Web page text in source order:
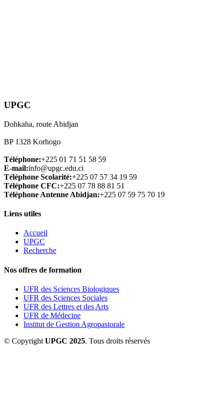
UPGC
Dohkaha, route Abidjan
BP 1328 Korhogo
Téléphone:+225 01 71 51 58 59
E-mail:info@upgc.edu.ci
Téléphone Scolarité:+225 07 57 34 19 59
Téléphone CFC:+225 07 78 88 81 51
Téléphone Antenne Abidjan:+225 07 59 75 70 19
Liens utiles
Accueil
UPGC
Recherche
Nos offres de formation
UFR des Sciences Biologiques
UFR des Sciences Sociales
UFR des Lettres et des Arts
UFR de Médecine
Institut de Gestion Agropastorale
© Copyright UPGC 2025. Tous droits réservés